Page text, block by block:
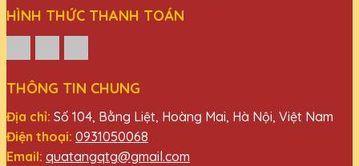
HÌNH THỨC THANH TOÁN
THÔNG TIN CHUNG
Địa chỉ: Số 104, Bằng Liệt, Hoàng Mai, Hà Nội, Việt Nam
Điện thoại: 0931050068
Email: quatangqtg@gmail.com